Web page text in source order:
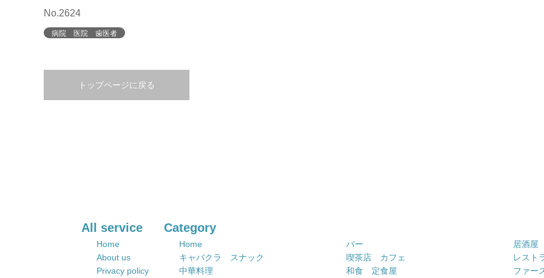
No.2624
病院 医院 歯医者
トップページに戻る
All service
Home
About us
Privacy policy
Category
Home バー
居酒屋
キャバクラ スナック
喫茶店 カフェ
レスト
中華料理
和食 定食屋
ファー